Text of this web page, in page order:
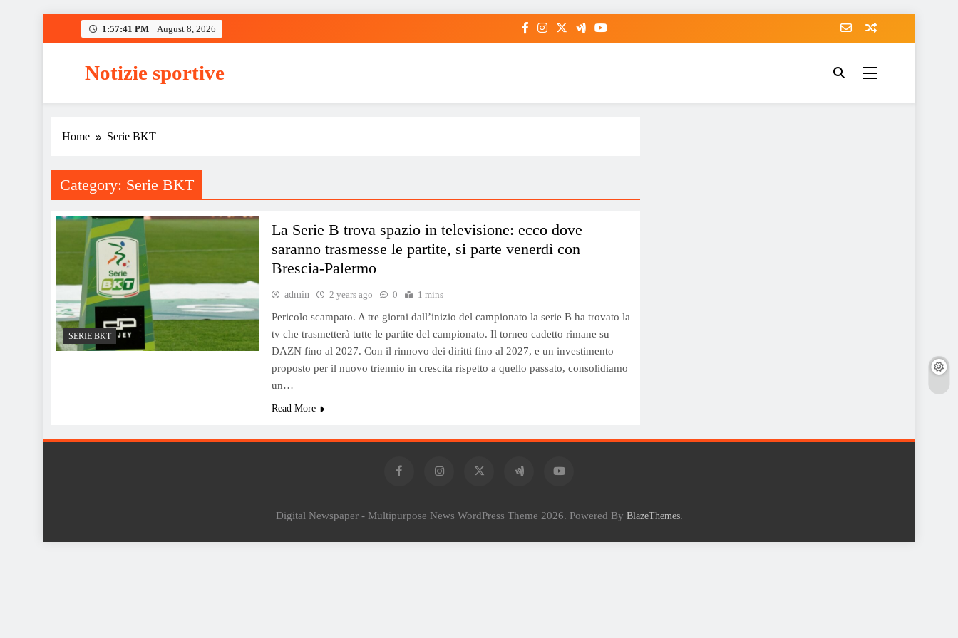
1:57:41 PM August 8, 2026
Notizie sportive
Home Serie BKT
Category: Serie BKT
SERIE BKT
La Serie B trova spazio in televisione: ecco dove
saranno trasmesse le partite, si parte venerdì con
Brescia-Palermo
admin 2 years ago 0 1 mins
Pericolo scampato. A tre giorni dall’inizio del campionato la serie B ha trovato la
tv che trasmetterà tutte le partite del campionato. Il torneo cadetto rimane su
DAZN fino al 2027. Con il rinnovo dei diritti fino al 2027, e un investimento
proposto per il nuovo triennio in crescita rispetto a quello passato, consolidiamo
un…
Read More
Digital Newspaper - Multipurpose News WordPress Theme 2026. Powered By BlazeThemes.